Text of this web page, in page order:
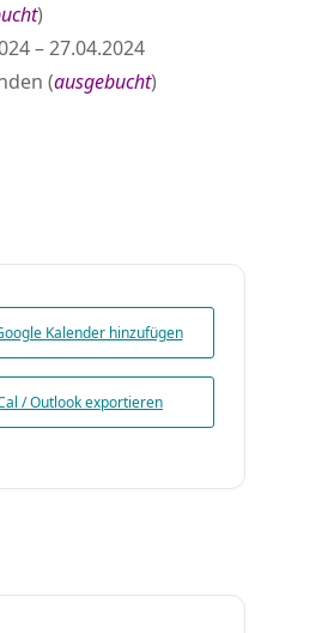
)
– 27.04.2024
(ausgebucht)
Kalender hinzufügen
/ Outlook exportieren